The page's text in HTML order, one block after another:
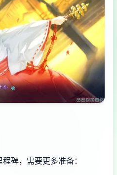
碑，需要更多准备：